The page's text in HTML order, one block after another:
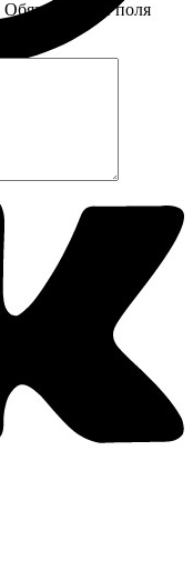
Обязательные поля